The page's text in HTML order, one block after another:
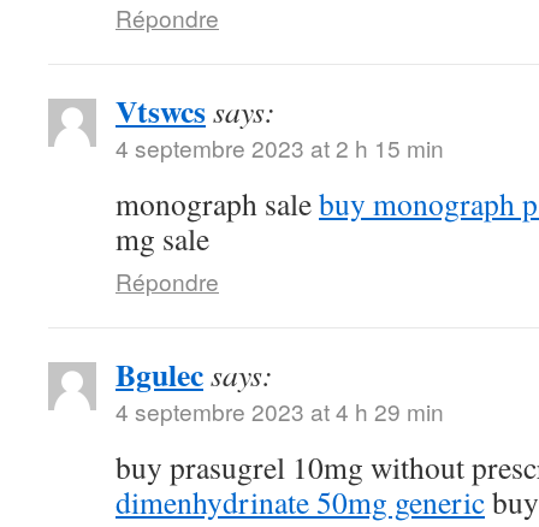
Répondre
Vtswcssays:
4 septembre 2023 at 2 h 15 min
monograph salebuy monograph
mg sale
Répondre
Bgulecsays:
4 septembre 2023 at 4 h 29 min
buy prasugrel 10mg without
dimenhydrinate 50mg generic